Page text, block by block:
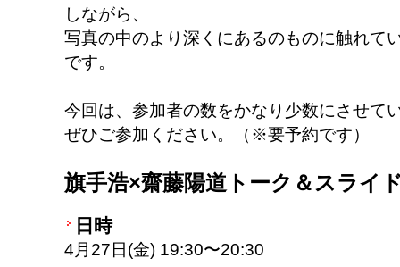
しながら、
写真の中のより深くにあるのものに触れて
です。
今回は、参加者の数をかなり少数にさせて
ぜひご参加ください。（※要予約です）
旗手浩×齋藤陽道トーク＆スライ
日時
4月27日(金) 19:30〜20:30